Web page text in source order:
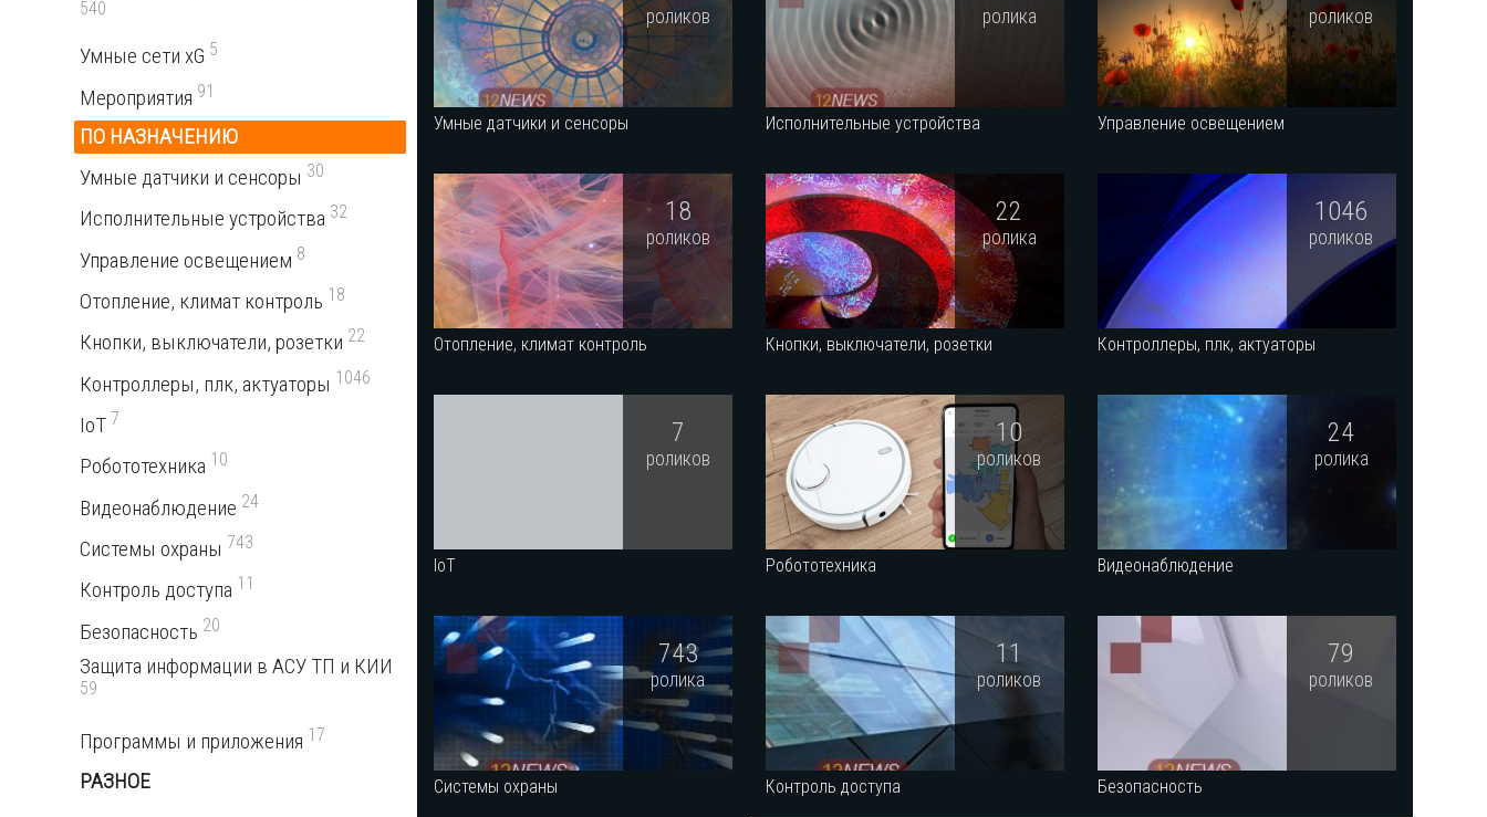
роликов
Умные датчики и сенсоры
ролика
Исполнительные устройства
роликов
Управление освещением
18
роликов
Отопление, климат контроль
22
ролика
Кнопки, выключатели, розетки
1046
роликов
Контроллеры, плк, актуаторы
7
роликов
IoT
10
роликов
Робототехника
24
ролика
Видеонаблюдение
743
ролика
Системы охраны
11
роликов
Контроль доступа
79
роликов
Безопасность
540
Умные сети xG 5
Мероприятия 91
ПО НАЗНАЧЕНИЮ
Умные датчики и сенсоры 30
Исполнительные устройства 32
Управление освещением 8
Отопление, климат контроль 18
Кнопки, выключатели, розетки 22
Контроллеры, плк, актуаторы 1046
IoT 7
Робототехника 10
Видеонаблюдение 24
Системы охраны 743
Контроль доступа 11
Безопасность 20
Защита информации в АСУ ТП и КИИ
59
Программы и приложения 17
РАЗНОЕ